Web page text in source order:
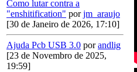
Como lutar contra a
"enshitification" porjm_araujo
[30 de Janeiro de 2026, 17:10]
Ajuda Pcb USB 3.0 porandlig
[23 de Novembro de 2025,
19:59]